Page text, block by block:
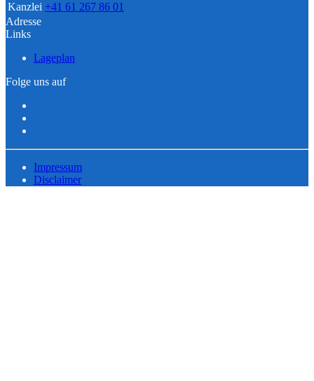
Kanzlei +41 61 267 86 01
Adresse
Links
Lageplan
Folge uns auf
Impressum
Disclaimer